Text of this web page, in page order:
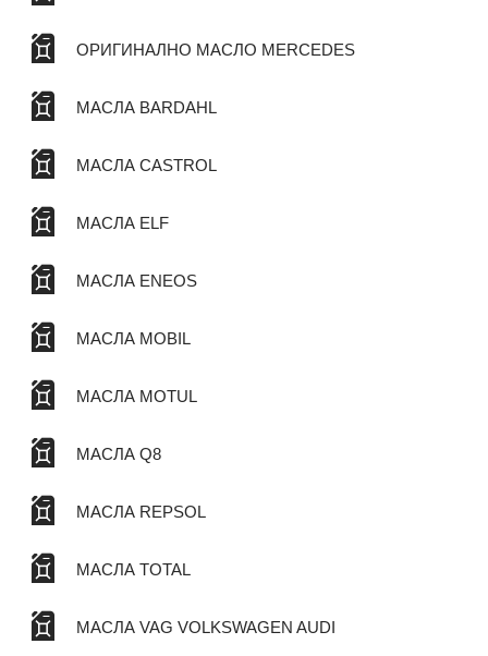
ОРИГИНАЛНО МАСЛО MERCEDES
МАСЛА BARDAHL
МАСЛА CASTROL
МАСЛА ELF
МАСЛА ENEOS
МАСЛА MOBIL
МАСЛА MOTUL
МАСЛА Q8
МАСЛА REPSOL
МАСЛА TOTAL
МАСЛА VAG VOLKSWAGEN AUDI